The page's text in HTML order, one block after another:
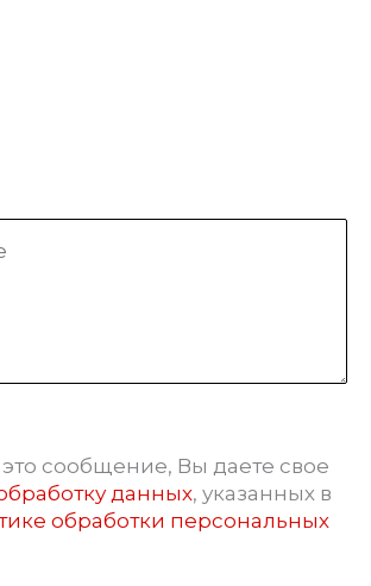
сообщение, Вы даете свое
данных, указанных в
обработки персональных